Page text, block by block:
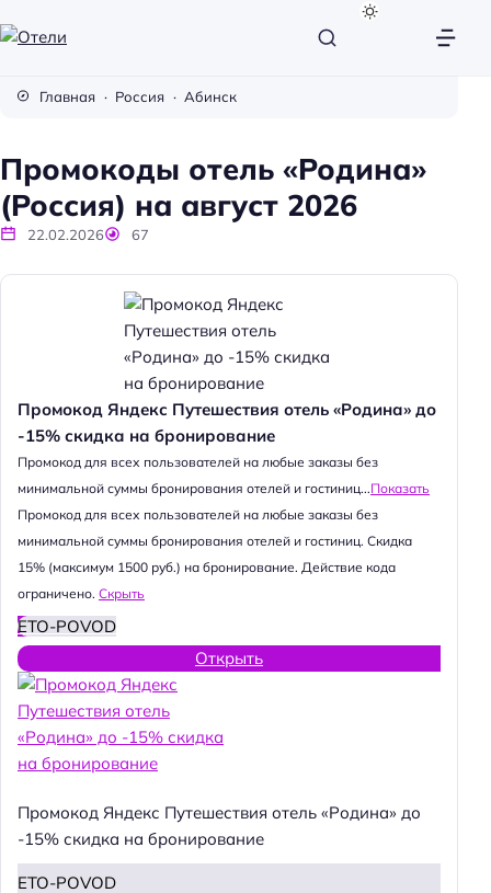
и
Главная Россия Абинск
Промокоды отель «Родина»
(Россия) на август 2026
22.02.2026 67
Промокод Яндекс Путешествия отель «Родина» до
-15% скидка на бронирование
Промокод для всех пользователей на любые заказы без
минимальной суммы бронирования отелей и гостиниц...Показать
Промокод для всех пользователей на любые заказы без
минимальной суммы бронирования отелей и гостиниц. Скидка
15% (максимум 1500 руб.) на бронирование. Действие кода
ограничено. Скрыть
ETO-POVOD
Открыть
Промокод Яндекс Путешествия отель «Родина» до
-15% скидка на бронирование
ETO-POVOD